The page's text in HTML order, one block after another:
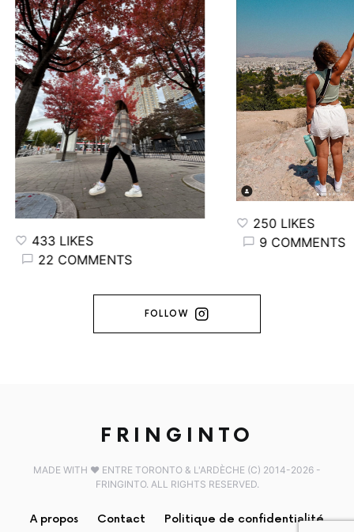
433 LIKES
22 COMMENTS
250 LIKES
9 COMMENTS
FOLLOW
FRINGINTO
MADE WITH ♥️ ENTRE TORONTO & L'ARDÈCHE (C) 2014-2026 -
FRINGINTO. ALL RIGHTS RESERVED.
A propos Contact Politique de confidentialité